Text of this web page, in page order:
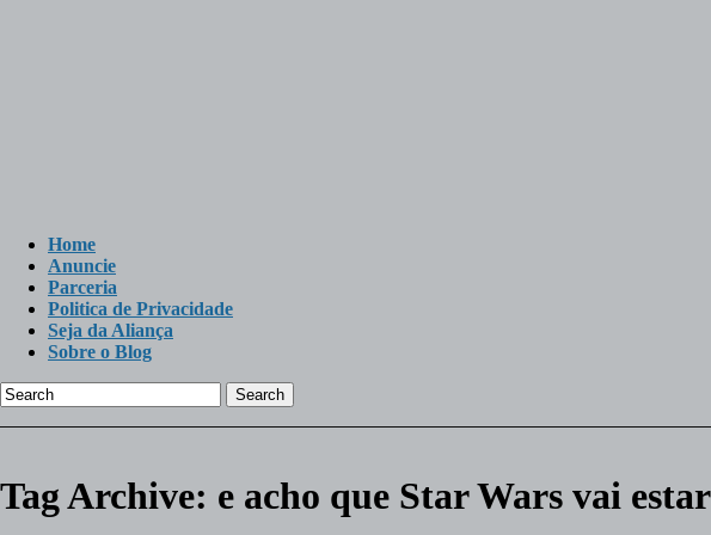
Home
Anuncie
Parceria
Politica de Privacidade
Seja da Aliança
Sobre o Blog
Search
Tag Archive: e acho que Star Wars vai